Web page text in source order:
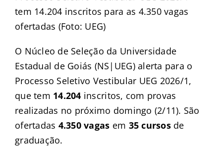
tem 14.204 inscritos para as 4.350 vagas
ofertadas (Foto: UEG)
O Núcleo de Seleção da Universidade
Estadual de Goiás (NS|UEG) alerta para o
Processo Seletivo Vestibular UEG 2026/1,
que tem 14.204 inscritos, com provas
realizadas no próximo domingo (2/11). São
ofertadas 4.350 vagas em 35 cursos de
graduação.